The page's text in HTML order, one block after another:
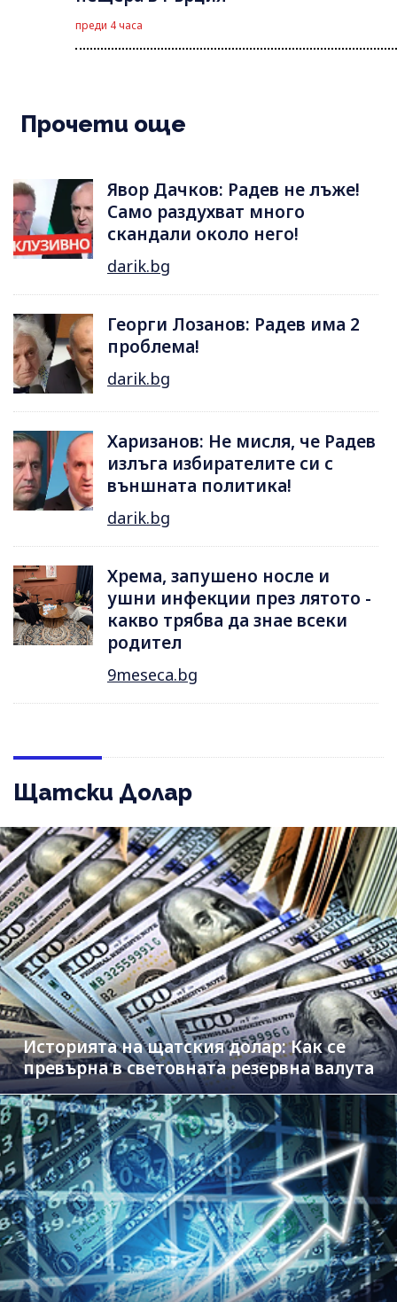
преди 4 часа
Прочети още
Явор Дачков: Радев не лъже!
Само раздухват много
скандали около него!
darik.bg
Георги Лозанов: Радев има 2
проблема!
darik.bg
Харизанов: Не мисля, че Радев
излъга избирателите си с
външната политика!
darik.bg
Хрема, запушено носле и
ушни инфекции през лятотo -
какво трябва да знае всеки
родител
9meseca.bg
Щатски Долар
Историята на щатския долар: Как се
превърна в световната резервна валута